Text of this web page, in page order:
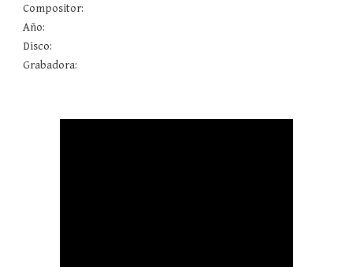
Compositor:
Año:
Disco:
Grabadora: